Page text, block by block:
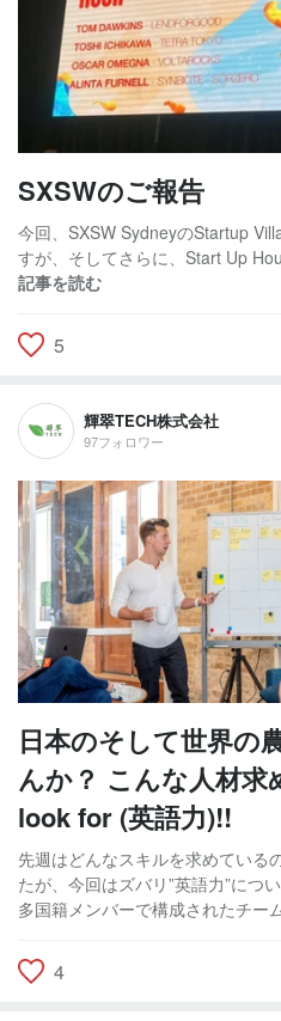
SXSWのご報告
今回、SXSW SydneyのStartup
すが、そしてさらに、Start Up
記事を読む
5
輝翠TECH株式会社
97フォロワー
日本のそして世界の
んか？ こんな人材
look for (英語力)!!
先週はどんなスキルを求めている
たが、今回はズバリ”英語力”につ
多国籍メンバーで構成されたチー
4